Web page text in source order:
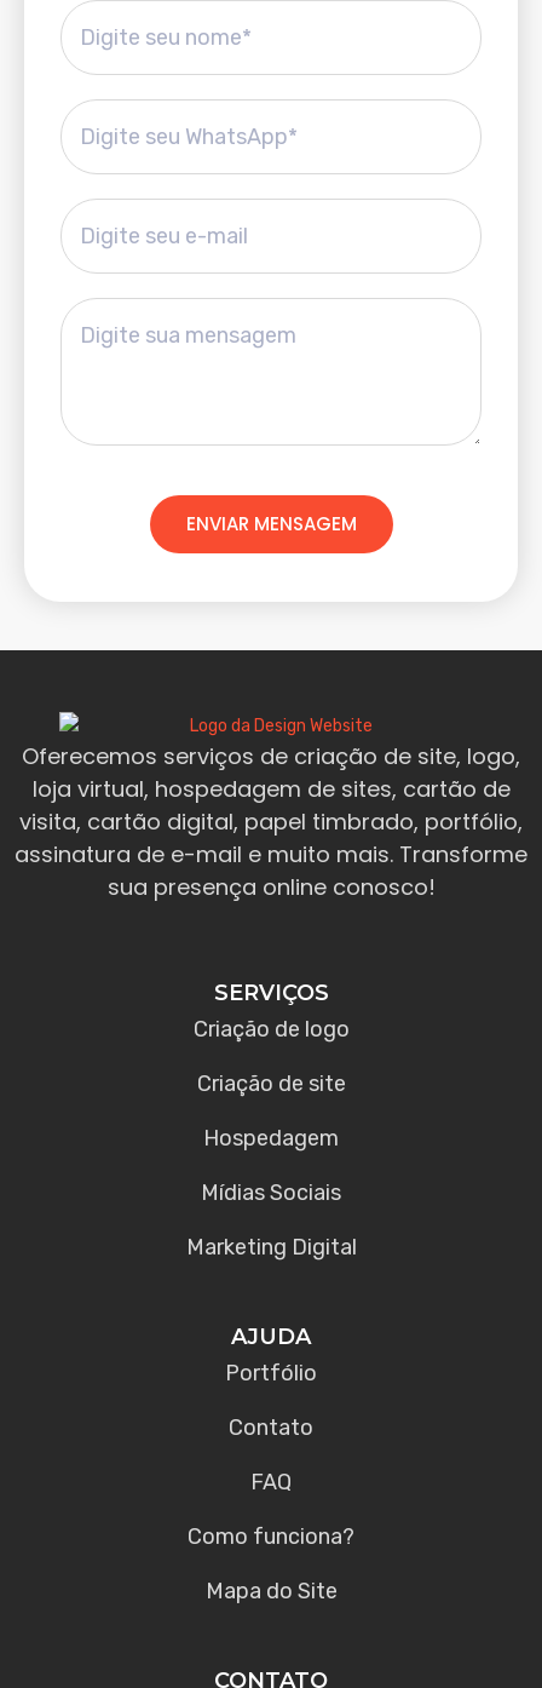
ENVIAR MENSAGEM
Oferecemos serviços de criação de site, logo,
loja virtual, hospedagem de sites, cartão de
visita, cartão digital, papel timbrado, portfólio,
assinatura de e-mail e muito mais. Transforme
sua presença online conosco!
SERVIÇOS
Criação de logo
Criação de site
Hospedagem
Mídias Sociais
Marketing Digital
AJUDA
Portfólio
Contato
FAQ
Como funciona?
Mapa do Site
CONTATO